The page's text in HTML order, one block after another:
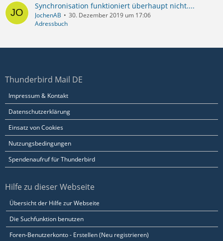
Synchronisation funktioniert überhaupt nicht....
JochenAB
30. Dezember 2019 um 17:06
Adressbuch
Thunderbird Mail DE
Impressum & Kontakt
Datenschutzerklärung
Einsatz von Cookies
Nutzungsbedingungen
Spendenaufruf für Thunderbird
Hilfe zu dieser Webseite
Übersicht der Hilfe zur Webseite
Die Suchfunktion benutzen
Foren-Benutzerkonto - Erstellen (Neu registrieren)